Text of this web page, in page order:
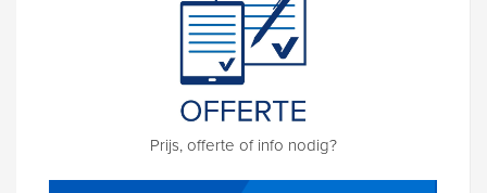
Prijs, offerte of info nodig?